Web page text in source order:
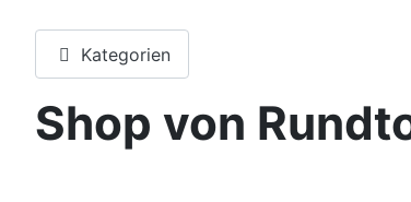
Kategorien
Shop von